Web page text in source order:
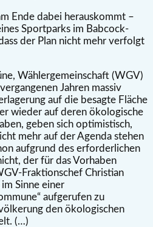
Ende dabei herauskommt –
Sportparks im Babcock-
der Plan nicht mehr verfolgt
Wählergemeinschaft (WGV)
Jahren massiv
auf die besagte Fläche
wieder auf deren ökologische
geben sich optimistisch,
mehr auf der Agenda stehen
aufgrund des erforderlichen
der für das Vorhaben
Fraktionschef Christian
Sinne einer
aufgerufen zu
den ökologischen
(…)